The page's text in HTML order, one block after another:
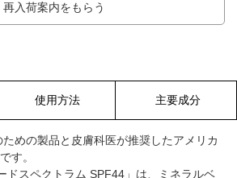
再入荷案内をもらう
使用方法 主要成分
ための製品と皮膚科医が推奨したアメリカ
す。
ドスペクトラム SPF44」は、ミネラルベ